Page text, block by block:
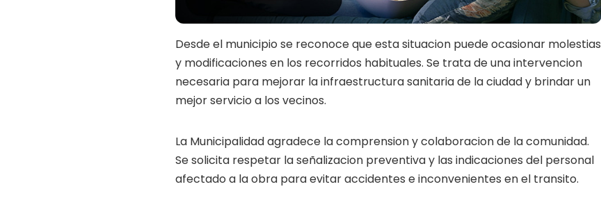
Desde el municipio se reconoce que esta situacion puede ocasionar molestias
y modificaciones en los recorridos habituales. Se trata de una intervencion
necesaria para mejorar la infraestructura sanitaria de la ciudad y brindar un
mejor servicio a los vecinos.
La Municipalidad agradece la comprension y colaboracion de la comunidad.
Se solicita respetar la señalizacion preventiva y las indicaciones del personal
afectado a la obra para evitar accidentes e inconvenientes en el transito.